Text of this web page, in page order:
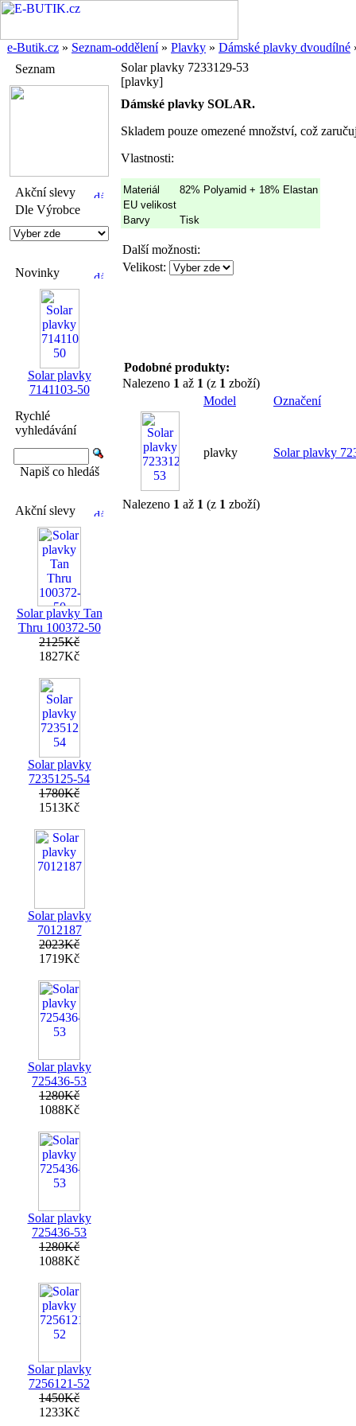
e-Butik.cz » Seznam-oddělení» Plavky » Dámské plavky dvoudílné
Seznam
Akční slevy
Dle Výrobce
Novinky
Solar plavky
7141103-50
Rychlé
vyhledávání
Napiš co hledáš
Akční slevy
Solar plavky Tan
Thru 100372-50
2125Kč
1827Kč
Solar plavky
7235125-54
1780Kč
1513Kč
Solar plavky
7012187
2023Kč
1719Kč
Solar plavky
725436-53
1280Kč
1088Kč
Solar plavky
725436-53
1280Kč
1088Kč
Solar plavky
7256121-52
1450Kč
1233Kč
Solar plavky 7233129-53
[plavky]
Dámské plavky SOLAR.
Skladem pouze omezené množství, což
Vlastnosti:
Materiál
82% Polyamid + 18% Elastan
EU velikost
Barvy
Tisk
Další možnosti:
Velikost:
Podobné produkty:
Nalezeno 1 až 1 (z 1 zboží)
Model
Označení
plavky Solar plavky
Nalezeno 1 až 1 (z 1 zboží)